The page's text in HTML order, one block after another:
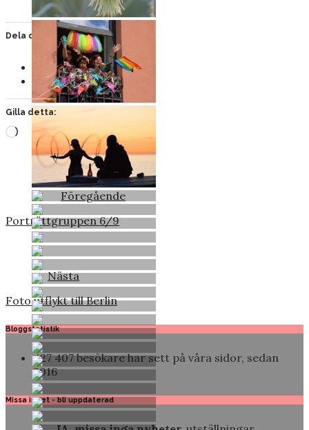
Dela detta:
Facebook
Gilla detta:
Laddar
Föregående
Porträttgruppen 6/9
Nästa
Foto utflykt till Berlin
Bloggstatistik
427 407 besökare har sett på våra sidor, sedan
2016
Missa inget - bli uppdaterad